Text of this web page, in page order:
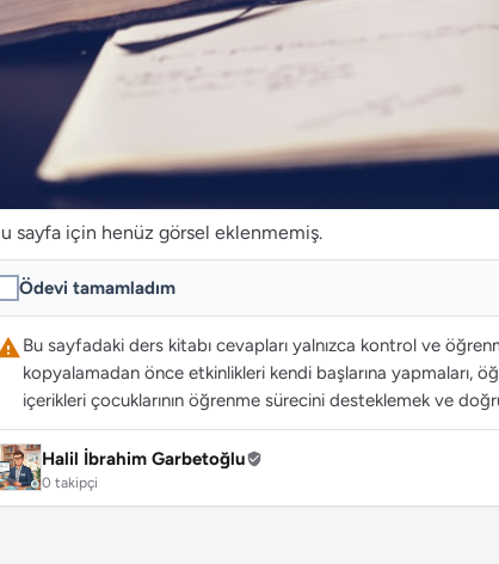
sayfa için henüz görsel eklenmemiş.
Ödevi tamamladım
Bu sayfadaki ders kitabı cevapları yalnızca kontrol ve
kopyalamadan önce etkinlikleri kendi başlarına yapmaları,
içerikleri çocuklarının öğrenme sürecini desteklemek ve
Halil İbrahim Garbetoğlu
0 takipçi